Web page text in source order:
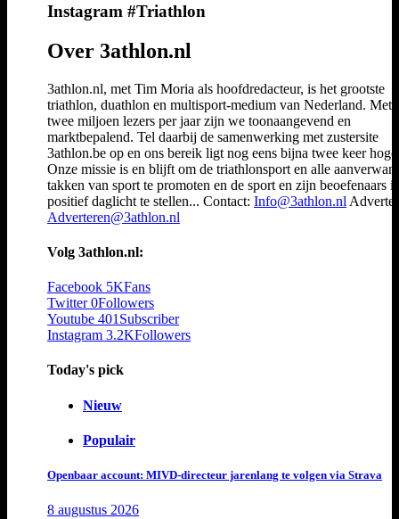
Instagram #Triathlon
Over 3athlon.nl
3athlon.nl, met Tim Moria als hoofdredacteur, is het grootste
triathlon, duathlon en multisport-medium van Nederland. Met
twee miljoen lezers per jaar zijn we toonaangevend en
marktbepalend. Tel daarbij de samenwerking met zustersite
3athlon.be op en ons bereik ligt nog eens bijna twee keer
Onze missie is en blijft om de triathlonsport en alle
takken van sport te promoten en de sport en zijn beoefenaars
positief daglicht te stellen... Contact: Info@3athlon.nl
Adverteren@3athlon.nl
Volg 3athlon.nl:
Facebook 5KFans
Twitter 0Followers
Youtube 401 Subscriber
Instagram 3.2KFollowers
Today's pick
Nieuw
Populair
Openbaar account: MIVD-directeur jarenlang te volgen via Strava
8 augustus 2026